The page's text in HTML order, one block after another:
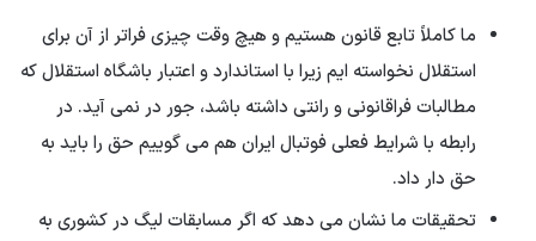
ما کاملاً تابع قانون هستیم و هیچ وقت چیزی فراتر از آن برای
استقلال نخواسته ایم زیرا با استاندارد و اعتبار باشگاه استقلال که
مطالبات فراقانونی و رانتی داشته باشد، جور در نمی آید. در
رابطه با شرایط فعلی فوتبال ایران هم می گوییم حق را باید به
حق دار داد.
تحقیقات ما نشان می دهد که اگر مسابقات لیگ در کشوری به